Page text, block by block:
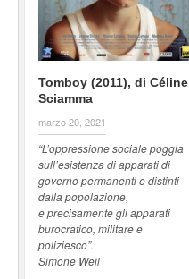
Tomboy (2011), di Céline
Sciamma
marzo 20, 2021
“L’oppressione sociale poggia
sull’esistenza di apparati di
governo permanenti e distinti
dalla popolazione,
e precisamente gli apparati
burocratico, militare e
poliziesco”.
Simone Weil